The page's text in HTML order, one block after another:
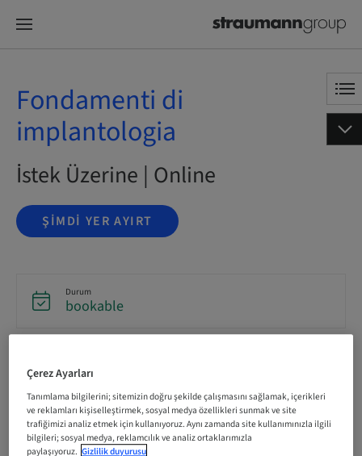
Fondamenti di
implantologia
İstek Üzerine | Online
ŞIMDI YER AYIRT
Durum
bookable
İtalyanca
Puan
0.00 Puan
Çerez Ayarları
Tanımlama bilgilerini; sitemizin doğru şekilde çalışmasını sağlamak, içerikleri
ve reklamları kişiselleştirmek, sosyal medya özellikleri sunmak ve site
trafiğimizi analiz etmek için kullanıyoruz. Aynı zamanda site kullanımınızla ilgili
bilgileri; sosyal medya, reklamcılık ve analiz ortaklarımızla
paylaşıyoruz. Gizlilik duyurusu